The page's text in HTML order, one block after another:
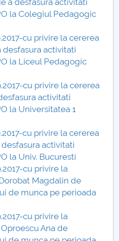
a desfasura activitati
la Colegiul Pedagogic
cu privire la cererea
desfasura activitati
la Liceul Pedagogic
cu privire la cererea
activitati
la Universitatea 1
cu privire la cererea
activitati
la Univ. Bucuresti
cu privire la
Magdalin de
de munca pe perioada
cu privire la
Ana de